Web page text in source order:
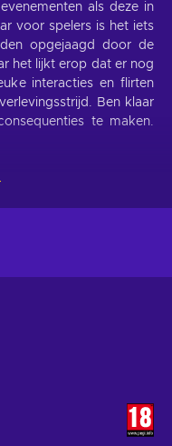
als deze in
voor spelers is het iets
opgejaagd door de
het lijkt erop dat er nog
interacties en flirten
Ben klaar
te maken.
Wellicht helpen ze u
Zullen schreeuwen
Zult u uw
te ontsnappen. Elke
hebben op wie er
realistische